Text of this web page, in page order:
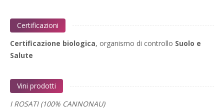
Certificazioni
Certificazione biologica, organismo di controllo Suolo e
Salute
Vini prodotti
I ROSATI (100% CANNONAU)